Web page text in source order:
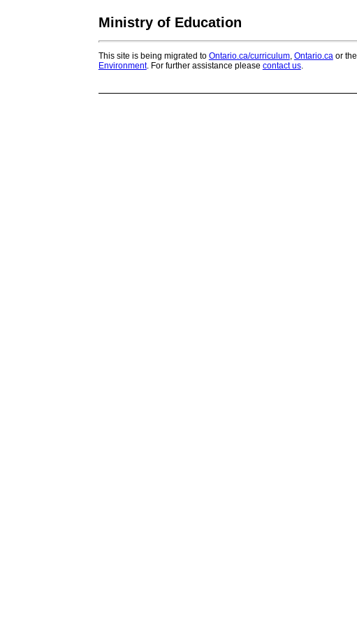
Ministry of Education
This site is being migrated to Ontario.ca/curriculum, Ontario.ca or the
Environment. For further assistance please contact us.